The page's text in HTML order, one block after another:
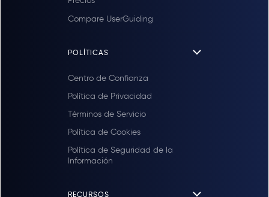
Compare UserGuiding
POLÍTICAS
Centro de Confianza
Política de Privacidad
Términos de Servicio
Política de Cookies
Política de Seguridad de la
Información
RECURSOS